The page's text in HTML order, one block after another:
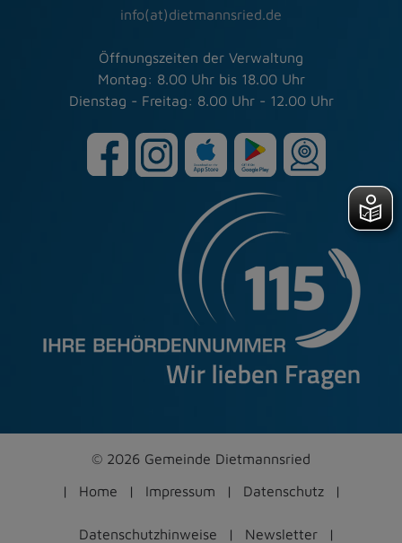
info(at)dietmannsried.de
Öffnungszeiten der Verwaltung
Montag: 8.00 Uhr bis 18.00 Uhr
Dienstag - Freitag: 8.00 Uhr - 12.00 Uhr
© 2026 Gemeinde Dietmannsried
Home
Impressum Datenschutz
Datenschutzhinweise Newsletter